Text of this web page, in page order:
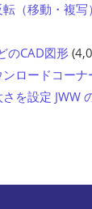
（移動・複写
のCAD図形
ロードコーナ
を設定 JWW